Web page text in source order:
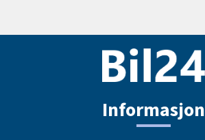
Informasjon